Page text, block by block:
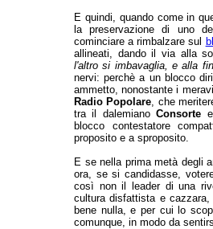
E quindi, quando come in
la preservazione di uno
cominciare a rimbalzare sul
allineati, dando il via alla
l'altro si imbavaglia, e alla
nervi: perchè a un blocco
ammetto, nonostante i
Radio Popolare, che
tra il dalemianoConsorte
blocco contestatore
proposito e a sproposito.
E se nella prima metà degli
ora, se si candidasse,
così non il leader di una
cultura disfattista e
bene nulla, e per cui lo
comunque, in modo da